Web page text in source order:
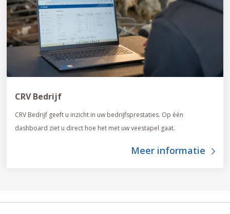
CRV Bedrijf
CRV Bedrijf geeft u inzicht in uw bedrijfsprestaties. Op één
dashboard ziet u direct hoe het met uw veestapel gaat.
Meer informatie